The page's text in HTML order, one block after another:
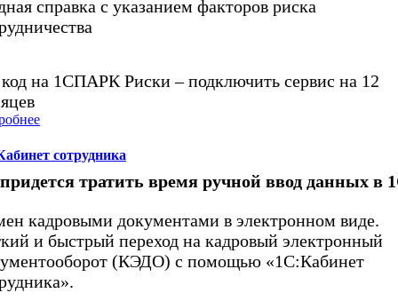
справка с указанием факторов риска
на 1СПАРК Риски – подключить сервис на 12
сотрудника
тратить время ручной ввод данных в
кадровыми документами в электронном виде.
и быстрый переход на кадровый электронный
(КЭДО) с помощью «1С:Кабинет